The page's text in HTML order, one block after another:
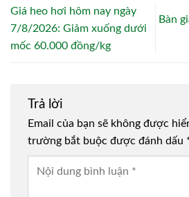
Giá heo hơi hôm nay ngày
7/8/2026: Giảm xuống dưới
mốc 60.000 đồng/kg
Bàn
Trả lời
Email của bạn sẽ không được
trường bắt buộc được đánh dấu